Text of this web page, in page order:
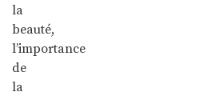
la
beauté,
l’importance
de
la